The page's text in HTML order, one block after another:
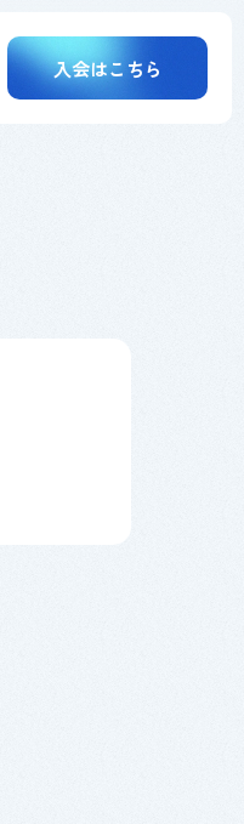
入会はこちら